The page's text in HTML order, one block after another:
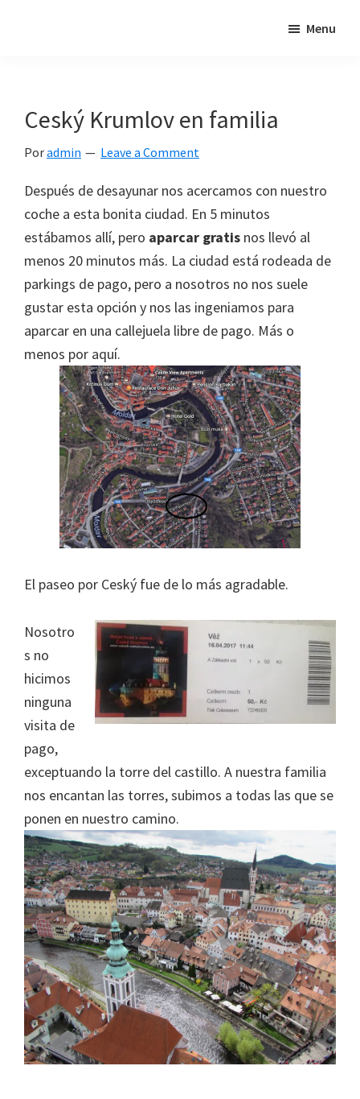
en
relación
dos
pasiones:
los
viajes
y
el
mundo
de
infancia"
Menu
Ceský Krumlov en familia
Poradmin Leave a Comment
Después de desayunar nos acercamos con nuestro
coche a esta bonita ciudad. En 5 minutos
estábamos allí, pero aparcar gratis nos llevó al
menos 20 minutos más. La ciudad está rodeada de
parkings de pago, pero a nosotros no nos suele
gustar esta opción y nos las ingeniamos para
aparcar en una callejuela libre de pago. Más o
menos por aquí.
El paseo por Ceský fue de lo más agradable.
Nosotro
s no
hicimos
ninguna
visita de
pago,
exceptuando la torre del castillo. A nuestra familia
nos encantan las torres, subimos a todas las que se
ponen en nuestro camino.